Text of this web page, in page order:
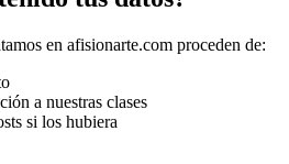
en afisionarte.com proceden de:
a nuestras clases
si los hubiera